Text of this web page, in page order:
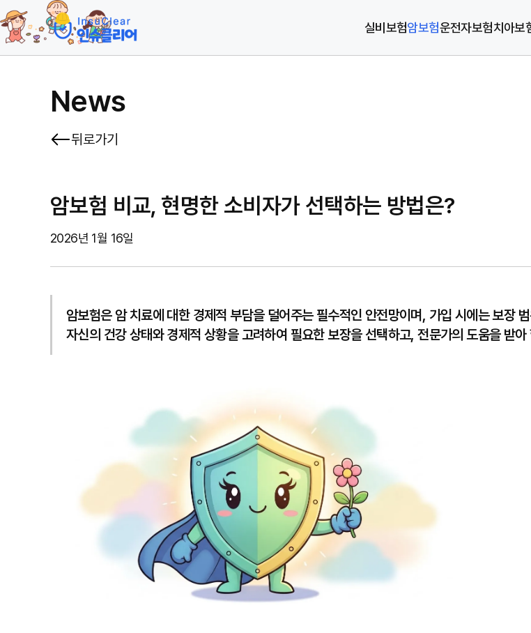
실비보험암보험운전자보험치아보
News
뒤로가기
암보험 비교, 현명한 소비자가 선택하는 방법은?
2026년 1월 16일
암보험은 암 치료에 대한 경제적 부담을 덜어주는 필수적인 안전망이며, 가입 시에는 보장
자신의 건강 상태와 경제적 상황을 고려하여 필요한 보장을 선택하고, 전문가의 도움을 받